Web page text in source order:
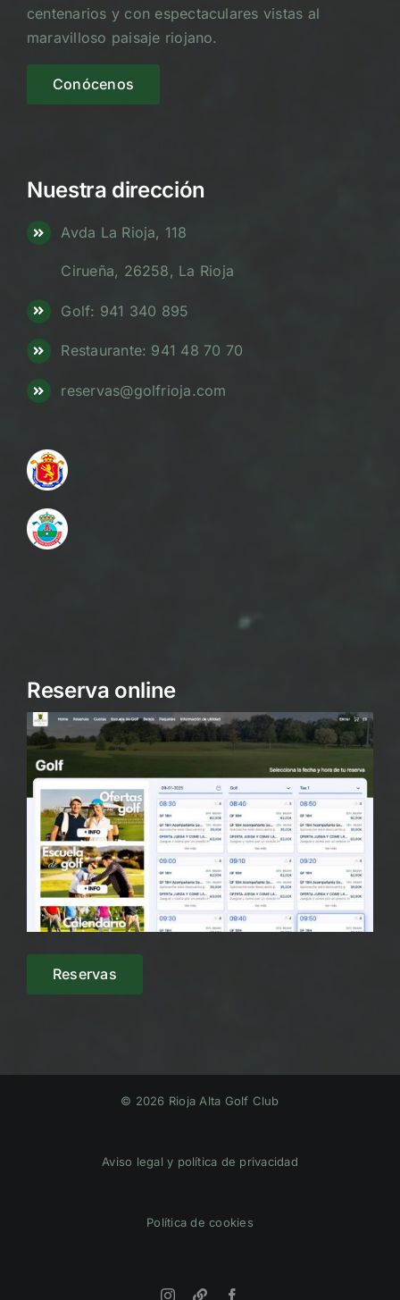
centenarios y con espectaculares vistas al
maravilloso paisaje riojano.
Conócenos
Nuestra dirección
Avda La Rioja, 118
Cirueña, 26258, La Rioja
Golf: 941 340 895
Restaurante: 941 48 70 70
reservas@golfrioja.com
Reserva online
Reservas
© 2026 Rioja Alta Golf Club
Aviso legal y política de privacidad
Política de cookies